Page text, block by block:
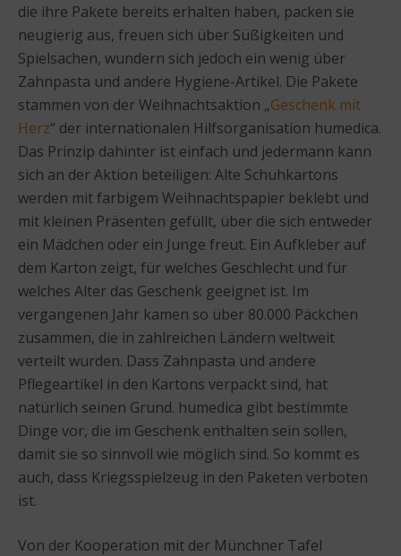
die ihre Pakete bereits erhalten haben, packen sie
neugierig aus, freuen sich über Süßigkeiten und
Spielsachen, wundern sich jedoch ein wenig über
Zahnpasta und andere Hygiene-Artikel. Die Pakete
stammen von der Weihnachtsaktion „Geschenk mit
Herz“ der internationalen Hilfsorganisation humedica.
Das Prinzip dahinter ist einfach und jedermann kann
sich an der Aktion beteiligen: Alte Schuhkartons
werden mit farbigem Weihnachtspapier beklebt und
mit kleinen Präsenten gefüllt, über die sich entweder
ein Mädchen oder ein Junge freut. Ein Aufkleber auf
dem Karton zeigt, für welches Geschlecht und für
welches Alter das Geschenk geeignet ist. Im
vergangenen Jahr kamen so über 80.000 Päckchen
zusammen, die in zahlreichen Ländern weltweit
verteilt wurden. Dass Zahnpasta und andere
Pflegeartikel in den Kartons verpackt sind, hat
natürlich seinen Grund. humedica gibt bestimmte
Dinge vor, die im Geschenk enthalten sein sollen,
damit sie so sinnvoll wie möglich sind. So kommt es
auch, dass Kriegsspielzeug in den Paketen verboten
ist.
Von der Kooperation mit der Münchner Tafel